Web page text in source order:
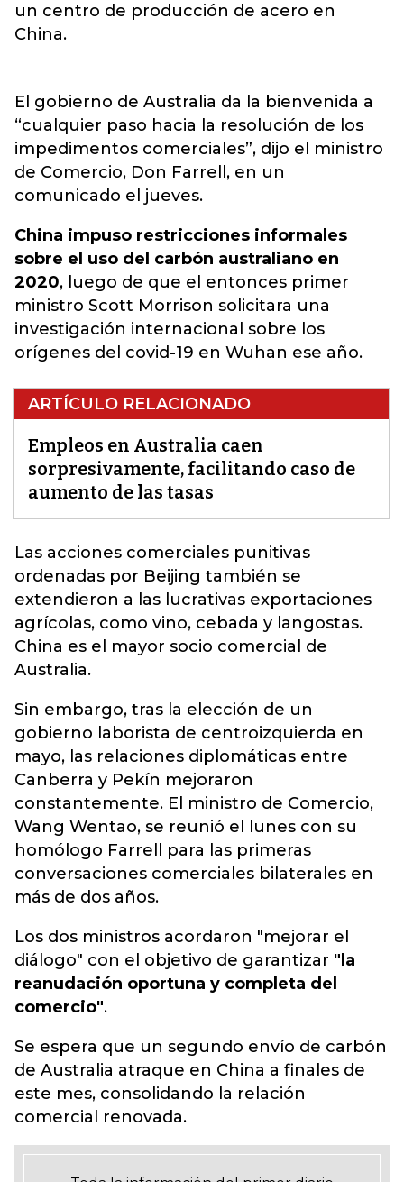
un centro de producción de acero en
China.
El gobierno de Australia da la bienvenida a
“cualquier paso hacia la resolución de los
impedimentos comerciales”, dijo el ministro
de Comercio, Don Farrell, en un
comunicado el jueves.
China impuso restricciones informales
sobre el uso del carbón australiano en
2020, luego de que el entonces primer
ministro Scott Morrison solicitara una
investigación internacional sobre los
orígenes del covid-19 en Wuhan ese año.
ARTÍCULO RELACIONADO
Empleos en Australia caen
sorpresivamente, facilitando caso de
aumento de las tasas
Las acciones comerciales punitivas
ordenadas por Beijing también se
extendieron a las lucrativas exportaciones
agrícolas, como vino, cebada y langostas.
China es el mayor socio comercial de
Australia.
Sin embargo, tras la elección de un
gobierno laborista de centroizquierda en
mayo, las relaciones diplomáticas entre
Canberra y Pekín mejoraron
constantemente. El ministro de Comercio,
Wang Wentao, se reunió el lunes con su
homólogo Farrell para las primeras
conversaciones comerciales bilaterales en
más de dos años.
Los dos ministros acordaron "mejorar el
diálogo" con el objetivo de garantizar "la
reanudación oportuna y completa del
comercio".
Se espera que un segundo envío de carbón
de Australia atraque en China a finales de
este mes, consolidando la relación
comercial renovada.